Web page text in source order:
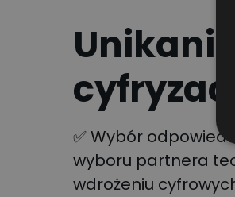
cyfryzacji:
✅ Wybór
wyboru partnera
wdrożeniu